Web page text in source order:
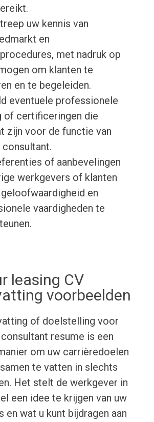
uw kennis van
en
met nadruk op
om klanten te
en te begeleiden.
eventuele professionele
of certificeringen die
zijn voor de functie van
consultant.
of aanbevelingen
werkgevers of klanten
en
vaardigheden te
leasing CV
voorbeelden
of doelstelling voor
resume is een
om uw carrièredoelen
te vatten in slechts
Het stelt de werkgever in
een idee te krijgen van uw
en wat u kunt bijdragen aan